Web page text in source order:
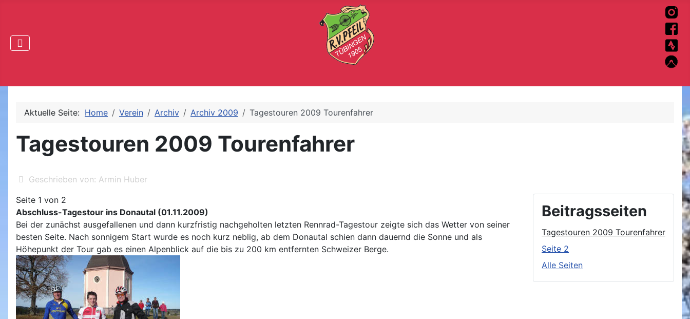
Aktuelle Seite: Home Verein Archiv Archiv 2009 Tagestouren 2009 Tourenfahrer
Tagestouren 2009 Tourenfahrer
Geschrieben von: Armin Huber
Beitragsseiten
Tagestouren 2009 Tourenfahrer
Seite 2
Alle Seiten
Seite 1 von 2
Abschluss-Tagestour ins Donautal (01.11.2009)
Bei der zunächst ausgefallenen und dann kurzfristig nachgeholten letzten Rennrad-Tagestour zeigte sich das Wetter von seiner
besten Seite. Nach sonnigem Start wurde es noch kurz neblig, ab dem Donautal schien dann dauernd die Sonne und als
Höhepunkt der Tour gab es einen Alpenblick auf die bis zu 200 km entfernten Schweizer Berge.